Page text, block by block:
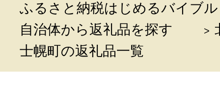
ふるさと納税はじめるバイブル
自治体から返礼品を探す
士幌町の返礼品一覧